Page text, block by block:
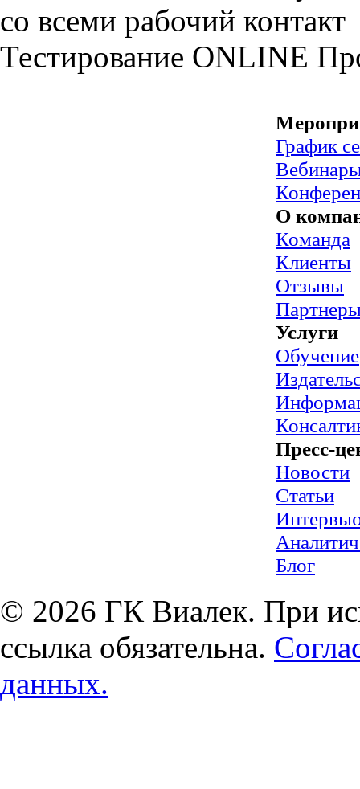
со всеми рабочий контакт
Тестирование ONLINE
График
О
Команда
Клиенты
Отзывы
Услуги
Обучение
Пресс-
Новости
Статьи
Блог
© 2026 ГК Виалек. При
ссылка обязательна.
данных.